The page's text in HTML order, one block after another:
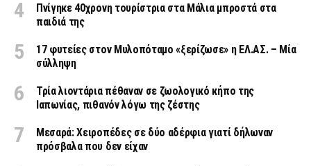
Πνίγηκε 40χρονη τουρίστρια στα Μάλια μπροστά στα
παιδιά της
17 φυτείες στον Μυλοπόταμο «ξερίζωσε» η ΕΛ.ΑΣ. – Μία
σύλληψη
Τρία λιοντάρια πέθαναν σε ζωολογικό κήπο της
Ιαπωνίας, πιθανόν λόγω της ζέστης
Μεσαρά: Χειροπέδες σε δύο αδέρφια γιατί δήλωναν
πρόσβαλα που δεν είχαν